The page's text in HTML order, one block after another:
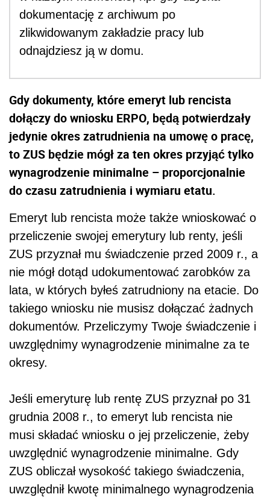
dokumentację z archiwum po
zlikwidowanym zakładzie pracy lub
odnajdziesz ją w domu.
Gdy dokumenty, które emeryt lub rencista
dołączy do wniosku ERPO, będą potwierdzały
jedynie okres zatrudnienia na umowę o pracę,
to ZUS będzie mógł za ten okres przyjąć tylko
wynagrodzenie minimalne – proporcjonalnie
do czasu zatrudnienia i wymiaru etatu.
Emeryt lub rencista może także wnioskować o
przeliczenie swojej emerytury lub renty, jeśli
ZUS przyznał mu świadczenie przed 2009 r., a
nie mógł dotąd udokumentować zarobków za
lata, w których byłeś zatrudniony na etacie. Do
takiego wniosku nie musisz dołączać żadnych
dokumentów. Przeliczymy Twoje świadczenie i
uwzględnimy wynagrodzenie minimalne za te
okresy.
Jeśli emeryturę lub rentę ZUS przyznał po 31
grudnia 2008 r., to emeryt lub rencista nie
musi składać wniosku o jej przeliczenie, żeby
uwzględnić wynagrodzenie minimalne. Gdy
ZUS obliczał wysokość takiego świadczenia,
uwzględnił kwotę minimalnego wynagrodzenia